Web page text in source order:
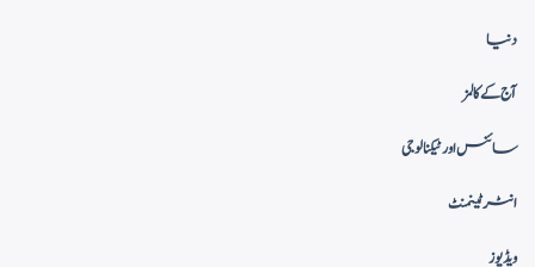
دنیا
آج کے کالمز
سائنس اور ٹیکنالوجی
انٹرٹینمنٹ
ویڈیوز